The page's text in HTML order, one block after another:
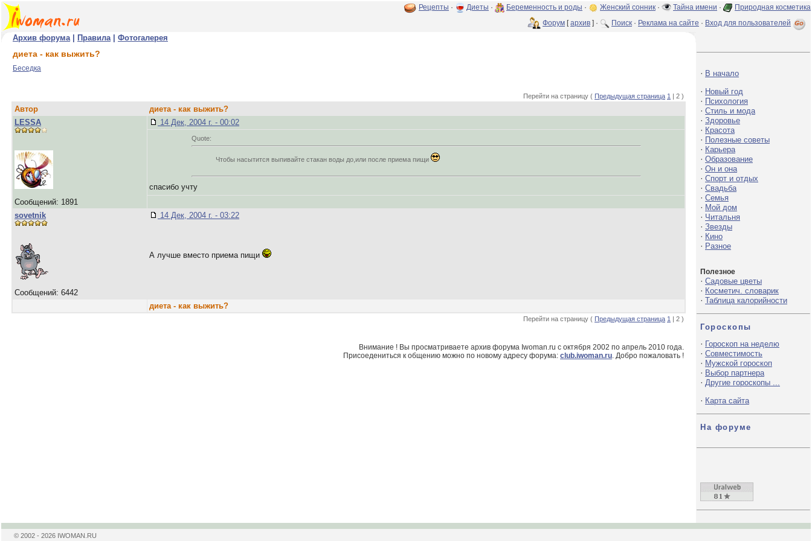
Рецепты · Диеты · Беременность и роды · Женский сонник · Тайна имени ·
Природная косметика
Форум [архив ] · Поиск · Реклама на сайте · Вход для пользователей
Архив форума| Правила| Фотогалерея
диета - как выжить?
Беседка
Перейти на страницу ( Предыдущая страница 1 | 2 )
Автор
диета - как выжить?
LESSA
Сообщений: 1891
14 Дек, 2004 г. - 00:02
Quote:
Чтобы насытится выпивайте стакан воды до,или после приема пищи
спасибо учту
sovetnik
Сообщений: 6442
14 Дек, 2004 г. - 03:22
А лучше вместо приема пищи
диета - как выжить?
Перейти на страницу ( Предыдущая страница 1 | 2 )
Внимание ! Вы просматриваете архив форума Iwoman.ru с октября 2002 по апрель 2010 года.
Присоедениться к общению можно по новому адресу форума: club.iwoman.ru. Добро пожаловать !
· В начало
· Новый год
· Психология
· Стиль и мода
· Здоровье
· Красота
· Полезные советы
· Карьера
· Образование
· Он и она
· Спорт и отдых
· Свадьба
· Семья
· Мой дом
· Читальня
· Звезды
· Кино
· Разное
Полезное
· Садовые цветы
· Косметич. словарик
· Таблица калорийности
Гороскопы
· Гороскоп на неделю
· Совместимость
· Мужской гороскоп
· Выбор партнера
· Другие гороскопы ...
· Карта сайта
На форуме
© 2002 - 2026 IWOMAN.RU